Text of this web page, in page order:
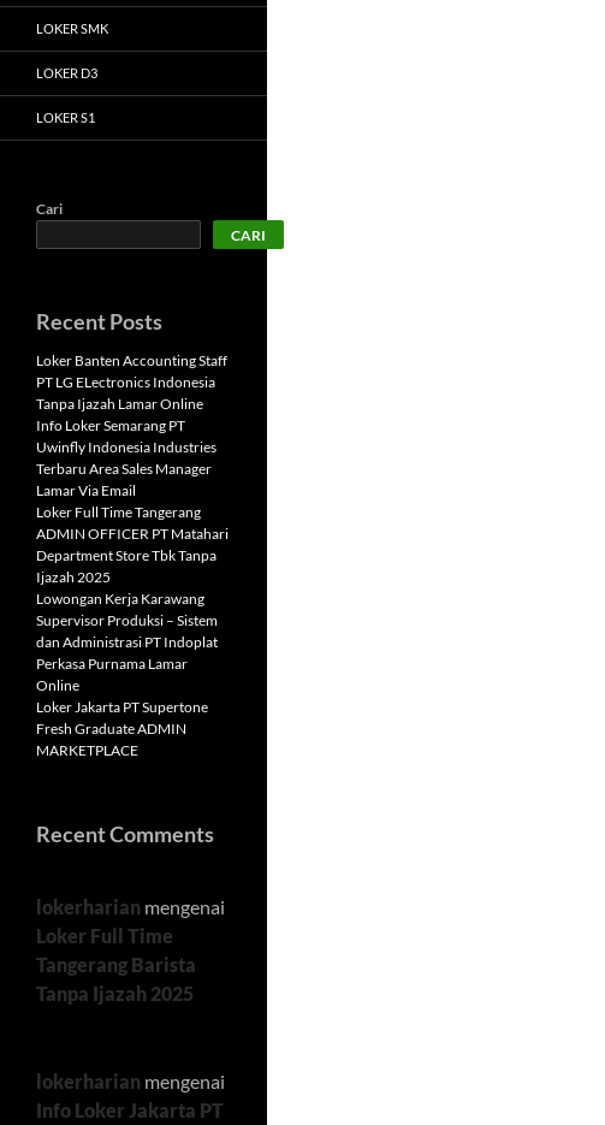
LOKER SMK
LOKER D3
LOKER S1
Cari
CARI
Recent Posts
Loker Banten Accounting Staff
PT LG ELectronics Indonesia
Tanpa Ijazah Lamar Online
Info Loker Semarang PT
Uwinfly Indonesia Industries
Terbaru Area Sales Manager
Lamar Via Email
Loker Full Time Tangerang
ADMIN OFFICER PT Matahari
Department Store Tbk Tanpa
Ijazah 2025
Lowongan Kerja Karawang
Supervisor Produksi – Sistem
dan Administrasi PT Indoplat
Perkasa Purnama Lamar
Online
Loker Jakarta PT Supertone
Fresh Graduate ADMIN
MARKETPLACE
Recent Comments
lokerharian mengenai
Loker Full Time
Tangerang Barista
Tanpa Ijazah 2025
lokerharian mengenai
Info Loker Jakarta PT